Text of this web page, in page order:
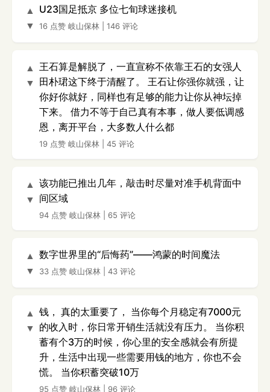
▲
▼
U23国足抵京 多位七旬球迷接机
16 点赞 岐山保林 146 评论
▲
▼
王石算是解脱了，一直宣称不依靠王石的女强人
田朴珺这下终于清醒了。 王石让你强你就强，让
你好你就好，同样也有足够的能力让你从神坛掉
下来。 借力不等于自己真有本事，做人要低调感
恩，离开平台，大多数人什么都
19 点赞 岐山保林 45 评论
▲
▼
该功能已推出几年，敲击时尽量对准手机背面中
间区域
94 点赞 岐山保林 65 评论
▲
▼
数字世界里的“后悔药”——鸿蒙的时间魔法
33 点赞 岐山保林 43 评论
▲
▼
钱， 真的太重要了， 当你每个月稳定有7000元
的收入时，你日常开销生活就没有压力。 当你积
蓄有个3万的时候，你心里的安全感就会有所提
升，生活中出现一些需要用钱的地方，你也不会
慌。 当你积蓄突破10万
95 点赞 岐山保林 96 评论